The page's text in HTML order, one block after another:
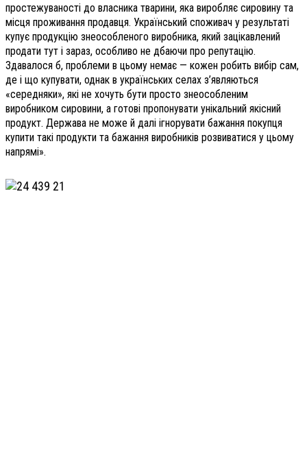
простежуваності до власника тварини, яка виробляє сировину та
місця проживання продавця. Український споживач у результаті
купує продукцію знеособленого виробника, який зацікавлений
продати тут і зараз, особливо не дбаючи про репутацію.
Здавалося б, проблеми в цьому немає — кожен робить вибір сам,
де і що купувати, однак в українських селах з’являються
«середняки», які не хочуть бути просто знеособленим
виробником сировини, а готові пропонувати унікальний якісний
продукт. Держава не може й далі ігнорувати бажання покупця
купити такі продукти та бажання виробників розвиватися у цьому
напрямі».